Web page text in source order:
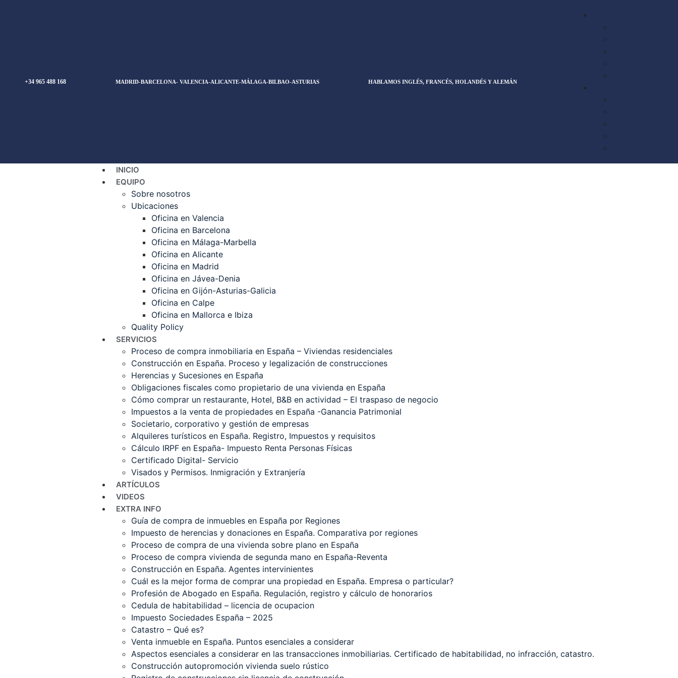
+34 965 488 168 MADRID-BARCELONA- VALENCIA-ALICANTE-MÁLAGA-BILBAO-ASTURIAS HABLAMOS INGLÉS, FRANCÉS, HOLANDÉS Y ALEMÁN
INICIO
EQUIPO
Sobre nosotros
Ubicaciones
Oficina en Valencia
Oficina en Barcelona
Oficina en Málaga-Marbella
Oficina en Alicante
Oficina en Madrid
Oficina en Jávea-Denia
Oficina en Gijón-Asturias-Galicia
Oficina en Calpe
Oficina en Mallorca e Ibiza
Quality Policy
SERVICIOS
Proceso de compra inmobiliaria en España – Viviendas residenciales
Construcción en España. Proceso y legalización de construcciones
Herencias y Sucesiones en España
Obligaciones fiscales como propietario de una vivienda en España
Cómo comprar un restaurante, Hotel, B&B en actividad – El traspaso de negocio
Impuestos a la venta de propiedades en España -Ganancia Patrimonial
Societario, corporativo y gestión de empresas
Alquileres turísticos en España. Registro, Impuestos y requisitos
Cálculo IRPF en España- Impuesto Renta Personas Físicas
Certificado Digital- Servicio
Visados y Permisos. Inmigración y Extranjería
ARTÍCULOS
VIDEOS
EXTRA INFO
Guía de compra de inmuebles en España por Regiones
Impuesto de herencias y donaciones en España. Comparativa por regiones
Proceso de compra de una vivienda sobre plano en España
Proceso de compra vivienda de segunda mano en España-Reventa
Construcción en España. Agentes intervinientes
Cuál es la mejor forma de comprar una propiedad en España. Empresa o particular?
Profesión de Abogado en España. Regulación, registro y cálculo de honorarios
Cedula de habitabilidad – licencia de ocupacion
Impuesto Sociedades España – 2025
Catastro – Qué es?
Venta inmueble en España. Puntos esenciales a considerar
Aspectos esenciales a considerar en las transacciones inmobiliarias. Certificado de habitabilidad, no infracción, catastro.
Construcción autopromoción vivienda suelo rústico